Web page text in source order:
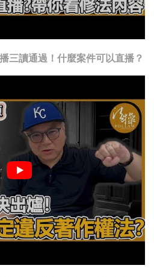
三讀通過！什麼案件可以直播？